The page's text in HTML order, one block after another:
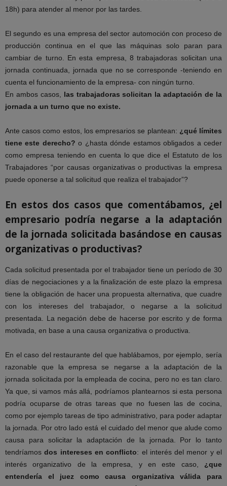
18h) para atender al menor por las tardes.
El segundo es una empresa del sector automoción con proceso de
producción continua en el que las máquinas solo paran para
cambiar de turno. En esta empresa, 8 trabajadoras solicitan una
jornada continuada, jornada que no se corresponde -teniendo en
cuenta el funcionamiento de la empresa- con ningún turno.
En ambos casos, las trabajadoras solicitan la adaptación de la
jornada a un turno que no existe.
Ante casos como estos, los empresarios se plantean: ¿qué límites
tiene este derecho? o ¿hasta dónde estamos obligados a ceder
como empresa teniendo en cuenta lo que dice el Estatuto de los
Trabajadores “por causas organizativas o productivas la empresa
puede oponerse a tal solicitud que realiza el trabajador”?
En estos dos casos que comentábamos, ¿el
empresario podría negarse a la adaptación
de la jornada solicitada basándose en causas
organizativas o productivas?
Cada solicitud presentada por el trabajador tiene un período de 30
días de negociaciones y a la finalización de este plazo la empresa
tiene la obligación de hacer una propuesta alternativa, que cuadre
con los intereses del trabajador, o negarse a la solicitud
presentada. La negación debe de hacerse por escrito y de forma
motivada, en base a una causa organizativa o productiva.
En el caso del restaurante del que hablábamos, por ejemplo, sería
razonable que la empresa se negarse a la adaptación de la
jornada solicitada por la empleada de cocina, pero no es tan claro.
Ya que, si vamos más allá, podríamos plantearnos si esta persona
podría ocuparse de otras tareas que no fuesen las de cocina,
como por ejemplo tareas de tipo administrativo, para poder adaptar
la jornada. Por otro lado está el cuidado del menor que alude como
causa para solicitar la adaptación de la jornada. Por lo tanto
tendríamosdos intereses en conflicto: el interés del menor y el
interés organizativo de la empresa, y en este caso, ¿que
entendería el juez como causa organizativa válida para